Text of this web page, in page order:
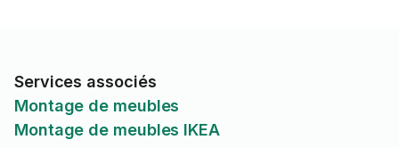
Services associés
Montage de meubles
Montage de meubles IKEA